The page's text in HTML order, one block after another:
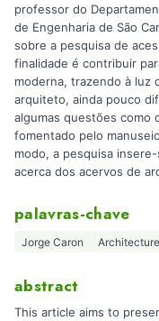
professor do
de Engenharia de São
sobre a pesquisa de
finalidade é contribuir
moderna, trazendo à luz
arquiteto, ainda pouco
algumas questões como
fomentado pelo
modo, a pesquisa
acerca dos acervos de
palavras-chave
Jorge Caron
abstract
This article aims to